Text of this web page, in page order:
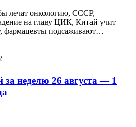
лечат онкологию, СССР,
на главу ЦИК, Китай учит
фармацевты подсаживают…
неделю 26 августа — 1